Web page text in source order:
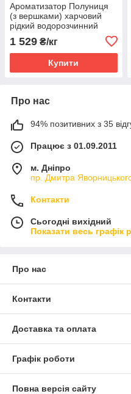
Ароматизатор Полуниця
(з вершками) харчовий
рідкий водорозчинний
ідентичний натуральному
1 529 ₴/кг
Купити
Про нас
94% позитивних з 35
Працює з 01.09.2011
м. Дніпро
пр. Дмитра
Контакти
Сьогодні вихідний
Показати весь графік
Про нас
Контакти
Доставка та оплата
Графік роботи
Повна версія сайту